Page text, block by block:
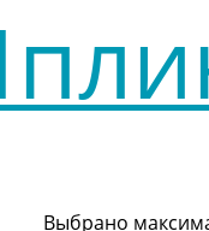
Выбрано